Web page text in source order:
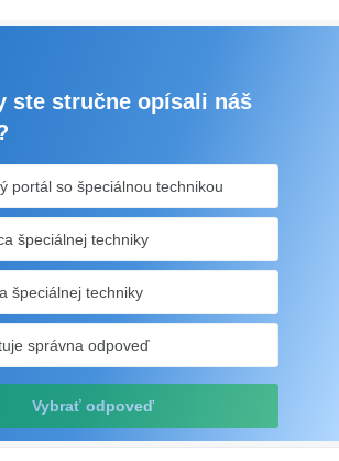
ste stručne opísali náš
portál so špeciálnou technikou
špeciálnej techniky
špeciálnej techniky
správna odpoveď
Vybrať odpoveď